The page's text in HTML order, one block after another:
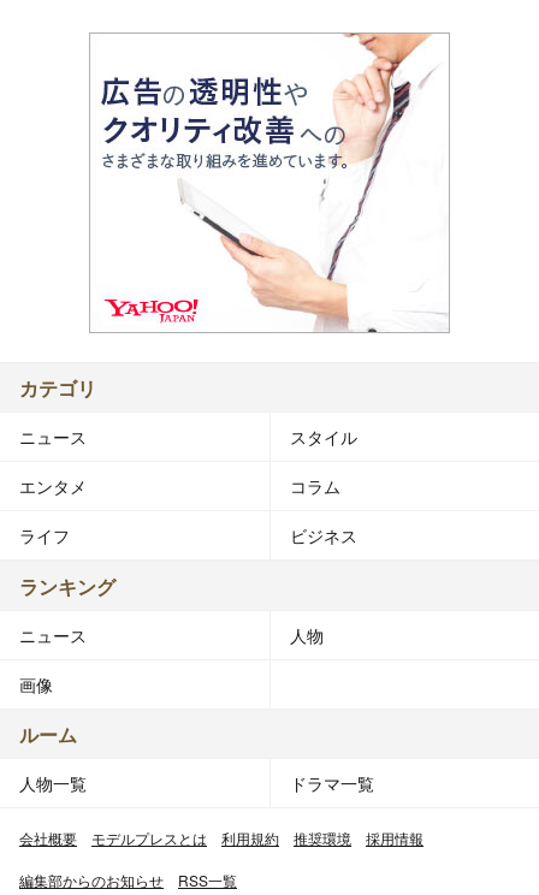
カテゴリ
ニュース スタイル
エンタメ コラム
ライフ ビジネス
ランキング
ニュース 人物
画像
ルーム
人物一覧 ドラマ一覧
会社概要 モデルプレスとは 利用規約 推奨環境 採用情報
編集部からのお知らせ RSS一覧